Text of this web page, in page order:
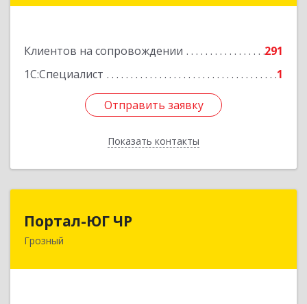
Клиентов на сопровождении
291
1С:Специалист
1
Отправить заявку
Показать контакты
Подробнее
Отправить заявку
Назад
Портал-ЮГ ЧР
Грозный
364906, Чеченская Респ, Грозный г, Путина пр-